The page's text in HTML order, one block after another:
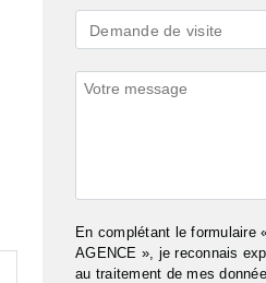
Demande
*
Demande de visite
Commentaires
En complétant le formulaire
AGENCE », je reconnais
au traitement de mes